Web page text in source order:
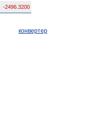
-2496.3200
конвертер